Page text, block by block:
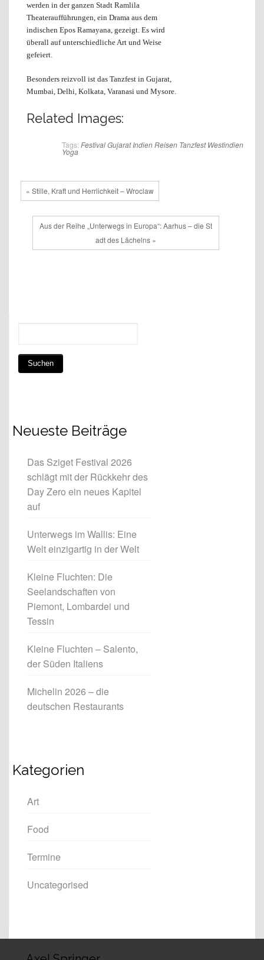
werden in der ganzen Stadt Ramlila
Theateraufführungen, ein Drama aus dem
indischen Epos Ramayana, gezeigt. Es wird
überall auf unterschiedliche Art und Weise
gefeiert.
Besonders reizvoll ist das Tanzfest in Gujarat,
Mumbai, Delhi, Kolkata, Varanasi und Mysore.
Related Images:
Tags: FestivalGujarat IndienReisen Tanzfest Westindien
Yoga
« Stille, Kraft und Herrlichkeit – Wroclaw
Aus der Reihe „Unterwegs in Europa“: Aarhus – die St
adt des Lächelns »
Neueste Beiträge
Das Sziget Festival 2026
schlägt mit der Rückkehr des
Day Zero ein neues Kapitel
auf
Unterwegs im Wallis: Eine
Welt einzigartig in der Welt
Kleine Fluchten: Die
Seelandschaften von
Piemont, Lombardei und
Tessin
Kleine Fluchten – Salento,
der Süden Italiens
Michelin 2026 – die
deutschen Restaurants
Kategorien
Art
Food
Termine
Uncategorised